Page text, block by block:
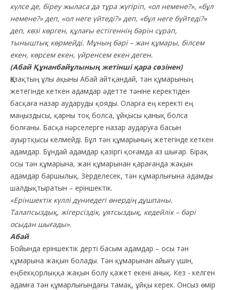
күлсе де, біреу жыласа да тұра жүгіріп, «ол немене?», «бұл
немене?» деп, «ол неге үйтеді?» деп, «бұл неге бүйтеді?»
деп, көзі көрген, құлағы естігеннің бәрін сұрап,
тыныштық көрмейді. Мұның бәрі – жан құмары, білсем
екен, көрсем екен, үйренсем екен деген.
(Абай Құнанбайұлының жетінші қара сөзінен)
Қазақтың ұлы ақыны Абай айтқандай, тән құмарының
жетегінде кеткен адамдар әдетте тәніне керектіден
басқаға назар аударуды қояды. Оларға ең керекті ең
маңыздысы, қарны тоқ болса, ұйқысы қанық болса
болғаны. Басқа нәрселерге назар аударуға басын
ауыртқысы келмейді. Бұл тән құмарының жетегінде кеткен
адамдар. Бұндай адамдар қазіргі қоғамда аз шығар. Бірақ
осы тән құмарына, жан құмарынан қарағанда жақын
адамдар баршылық. Зерделесек, тән құмарлығына адамды
шалдықтыратын – еріншектік.
«Еріншектік күллі дүниедегі өнердің дұшпаны.
Талапсыздық, жігерсіздік, ұятсыздық, кедейлік – бәрі
осыдан шығады».
Абай
Бойында еріншектік дерті басым адамдар – осы тән
құмарына жақын болады. Тән құмарынан айығу үшін,
еңбекқорлыққа жақын болу қажет екені анық. Кез - келген
адамға тән құмарлығындағы тамақ, ұйқы керек. Онсыз өмір